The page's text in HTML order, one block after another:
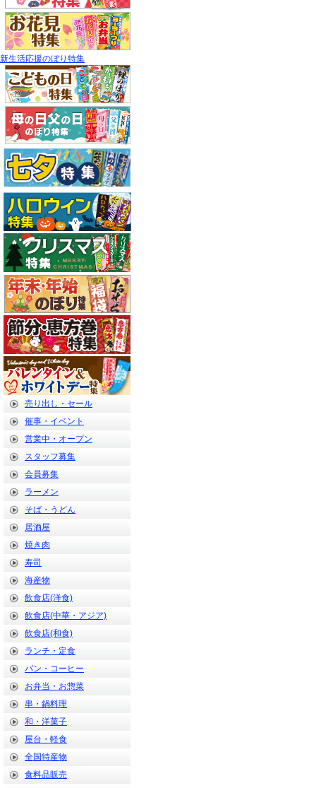
新生活応援のぼり特集
売り出し・セール
催事・イベント
営業中・オープン
スタッフ募集
会員募集
ラーメン
そば・うどん
居酒屋
焼き肉
寿司
海産物
飲食店(洋食)
飲食店(中華・アジア)
飲食店(和食)
ランチ・定食
パン・コーヒー
お弁当・お惣菜
串・鍋料理
和・洋菓子
屋台・軽食
全国特産物
食料品販売